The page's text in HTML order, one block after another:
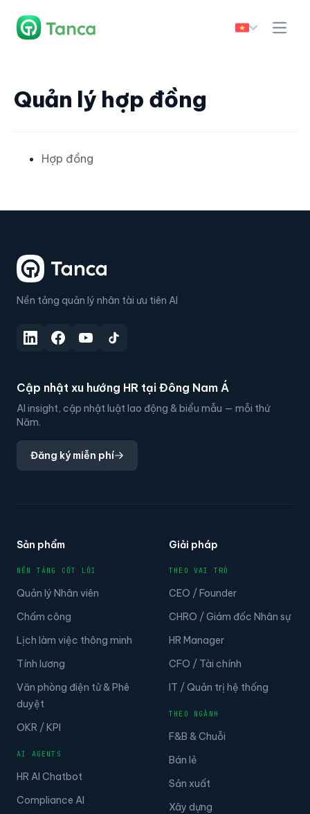
Quản lý hợp đồng
Hợp đồng
Nền tảng quản lý nhân tài ưu tiên AI
Cập nhật xu hướng HR tại Đông Nam Á
AI insight, cập nhật luật lao động & biểu mẫu — mỗi thứ
Năm.
Đăng ký miễn phí
Sản phẩm
NỀN TẢNG CỐT LÕI
Quản lý Nhân viên
Chấm công
Lịch làm việc thông minh
Tính lương
Văn phòng điện tử & Phê
duyệt
OKR / KPI
AI AGENTS
HR AI Chatbot
Compliance AI
Giải pháp
THEO VAI TRÒ
CEO / Founder
CHRO / Giám đốc Nhân sự
HR Manager
CFO / Tài chính
IT / Quản trị hệ thống
THEO NGÀNH
F&B & Chuỗi
Bán lẻ
Sản xuất
Xây dựng